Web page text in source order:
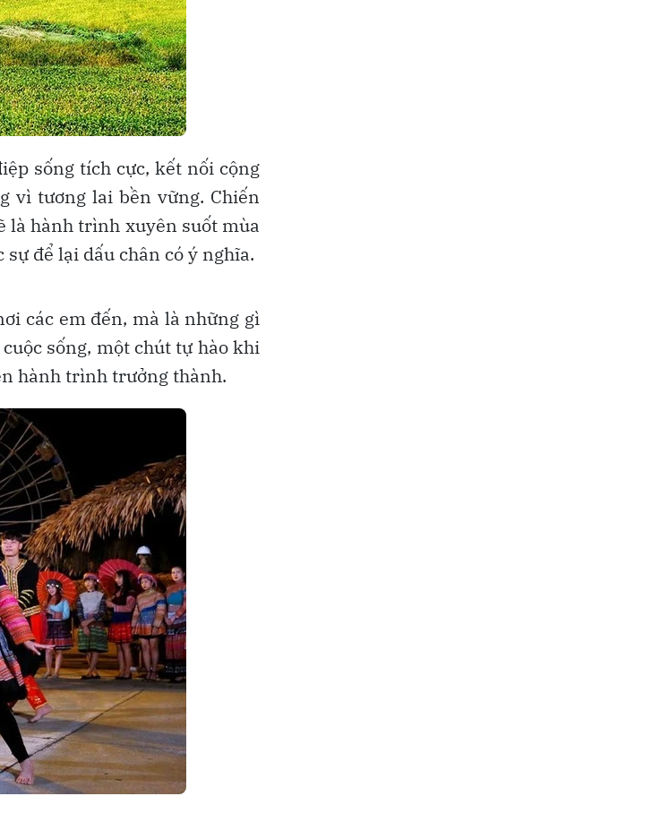
sống tích cực, kết nối cộng
vì tương lai bền vững. Chiến
là hành trình xuyên suốt mùa
để lại dấu chân có ý nghĩa.
các em đến, mà là những gì
sống, một chút tự hào khi
hành trình trưởng thành.